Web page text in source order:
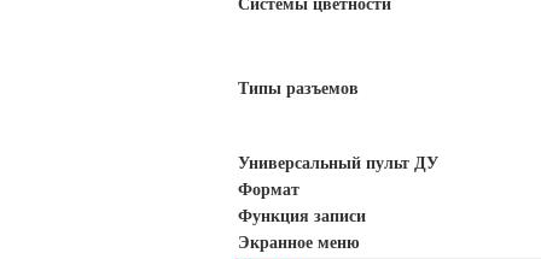
Системы цветности
Типы разъемов
Универсальный пульт ДУ
Формат
Функция записи
Экранное меню